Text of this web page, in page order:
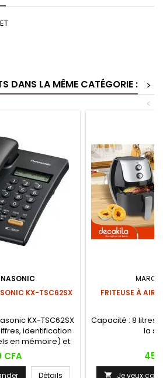
DANS LA MÊME CATÉGORIE :
>
<
KX-TSC62SX
KX-TSC62SX
identification
en mémoire) et
Design fin,
ou le bureau.
CFA
Détails
FRITEUSE À AIR
Capacité : 8
la
Prix
45
 Je veux